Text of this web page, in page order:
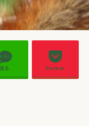
送る Pocket